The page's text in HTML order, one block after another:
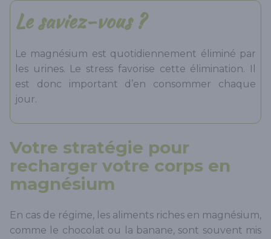
Le saviez-vous ?
Le magnésium est quotidiennement éliminé par
les urines. Le stress favorise cette élimination. Il
est donc important d’en consommer chaque
jour.
Votre stratégie pour
recharger votre corps en
magnésium
En cas de régime, les aliments riches en magnésium,
comme le chocolat ou la banane, sont souvent mis